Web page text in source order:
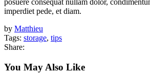
imperdiet pede, et diam.
by Matthieu
Tags: storage, tips
Share:
You May Also Like